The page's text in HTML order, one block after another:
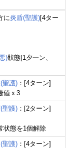
に炎盾(聖護)[4ター
)狀態[1夕一ン、
聖護) ：[4ターン]
値ｘ3
聖護) ：[2ターン]
状態を1個解除
聖護) ：[4ターン]